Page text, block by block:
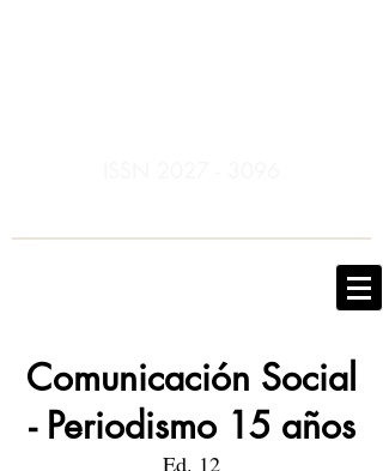
Comunicación Social
- Periodismo 15 años
Ed. 12